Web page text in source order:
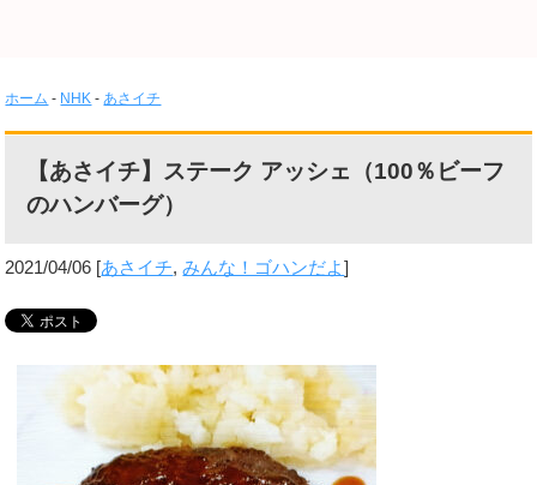
ホーム - NHK - あさイチ
【あさイチ】ステーク アッシェ（100％ビーフ
のハンバーグ）
2021/04/06 [あさイチ,みんな！ゴハンだよ]